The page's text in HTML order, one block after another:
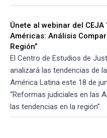
Únete al webinar del
Américas: Análisis
Región”
El Centro de Estudios de
analizará las tendencias de
América Latina este 18 de
“Reformas judiciales en las
las tendencias en la región”.